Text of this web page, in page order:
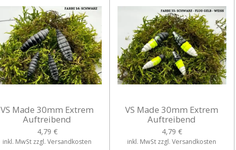
VS Made 30mm Extrem
Auftreibend
4,79 €
inkl. MwSt zzgl. Versandkosten
VS Made 30mm Extrem
Auftreibend
4,79 €
inkl. MwSt zzgl. Versandkosten